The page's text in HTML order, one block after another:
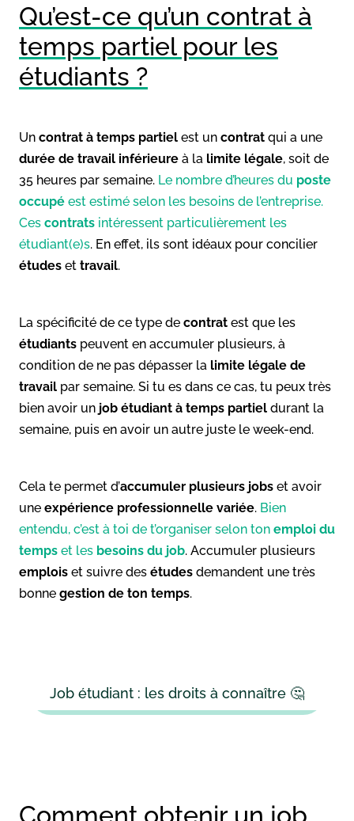
Qu’est-ce qu’un contrat à
temps partiel pour les
étudiants ?
Un contrat à temps partiel est un contrat qui a une
durée de travail inférieure à la limite légale, soit de
35 heures par semaine. Le nombre d’heures du poste
occupé est estimé selon les besoins de l’entreprise.
Ces contrats intéressent particulièrement les
étudiant(e)s. En effet, ils sont idéaux pour concilier
études et travail.
La spécificité de ce type de contrat est que les
étudiants peuvent en accumuler plusieurs, à
condition de ne pas dépasser la limite légale de
travail par semaine. Si tu es dans ce cas, tu peux très
bien avoir un job étudiant à temps partiel durant la
semaine, puis en avoir un autre juste le week-end.
Cela te permet d’accumuler plusieurs jobs et avoir
une expérience professionnelle variée. Bien
entendu, c’est à toi de t’organiser selon ton emploi du
temps et les besoins du job. Accumuler plusieurs
emplois et suivre des études demandent une très
bonne gestion de ton temps.
Job étudiant : les droits à connaître 🤔
Comment obtenir un job